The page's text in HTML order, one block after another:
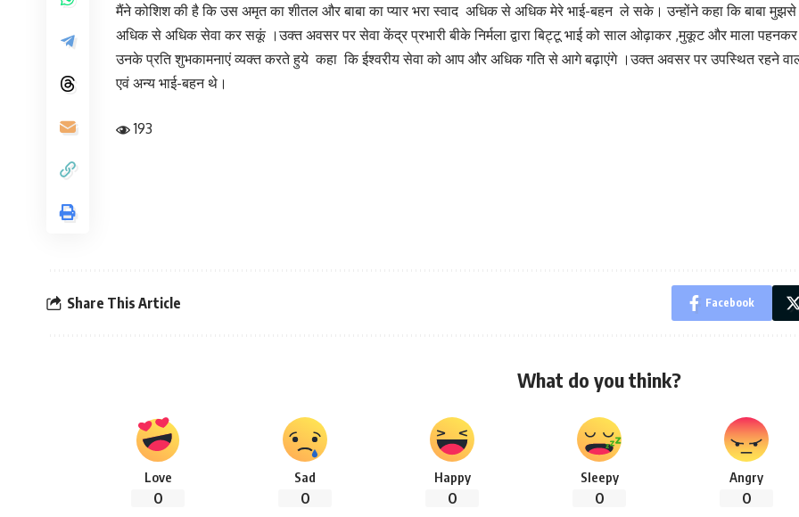
मैंने कोशिश की है कि उस अमृत का शीतल और बाबा का प्यार भरा स्वाद अधिक से अधिक मेरे भाई-बहन ले सके। उन्होंने कहा कि बाबा मुझसे
अधिक से अधिक सेवा कर सकूं ।उक्त अवसर पर सेवा केंद्र प्रभारी बीके निर्मला द्वारा बिट्टू भाई को साल ओढ़ाकर ,मुकूट और माला पहनकर
उनके प्रति शुभकामनाएं व्यक्त करते हुये कहा कि ईश्वरीय सेवा को आप और अधिक गति से आगे बढ़ाएंगे ।उक्त अवसर पर उपस्थित रहने वालों
एवं अन्य भाई-बहन थे।
193
Share This Article Facebook
What do you think?
Love
0
Sad
0
Happy
0
Sleepy
0
Angry
0